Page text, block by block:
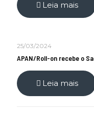
Leia mais
25/03/2024
APAN/Roll-on recebe o
Leia mais